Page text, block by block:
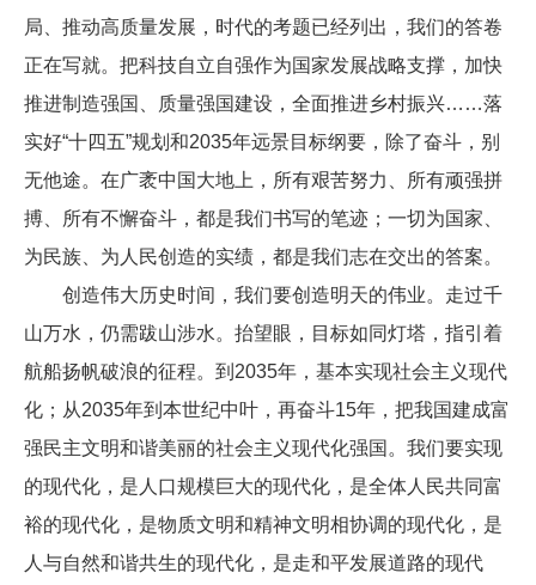
局、推动高质量发展，时代的考题已经列出，我们的答卷
正在写就。把科技自立自强作为国家发展战略支撑，加快
推进制造强国、质量强国建设，全面推进乡村振兴……落
实好“十四五”规划和2035年远景目标纲要，除了奋斗，别
无他途。在广袤中国大地上，所有艰苦努力、所有顽强拼
搏、所有不懈奋斗，都是我们书写的笔迹；一切为国家、
为民族、为人民创造的实绩，都是我们志在交出的答案。
创造伟大历史时间，我们要创造明天的伟业。走过千
山万水，仍需跋山涉水。抬望眼，目标如同灯塔，指引着
航船扬帆破浪的征程。到2035年，基本实现社会主义现代
化；从2035年到本世纪中叶，再奋斗15年，把我国建成富
强民主文明和谐美丽的社会主义现代化强国。我们要实现
的现代化，是人口规模巨大的现代化，是全体人民共同富
裕的现代化，是物质文明和精神文明相协调的现代化，是
人与自然和谐共生的现代化，是走和平发展道路的现代